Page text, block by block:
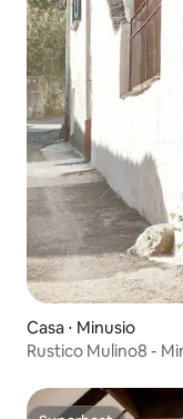
Casa ⋅ Minusio
Rustico Mulino8 -